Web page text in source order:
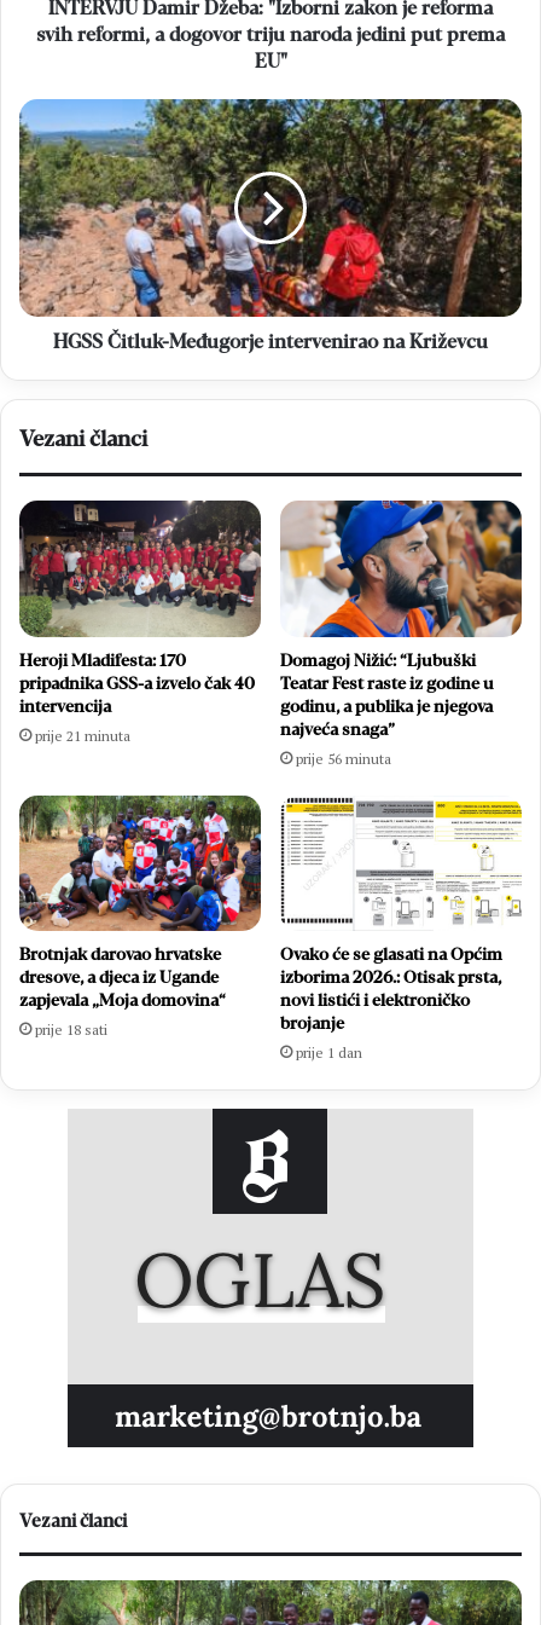
dogovor
jedini
put
prema
EU"
INTERVJU Damir Džeba: "Izborni zakon je reforma
svih reformi, a dogovor triju naroda jedini put prema
EU"
HGSS
Čitluk-
Međugorje
intervenirao
na
Križevcu
HGSS Čitluk-Međugorje intervenirao na Križevcu
Vezani članci
Heroji Mladifesta: 170
pripadnika GSS-a izvelo čak 40
intervencija
prije 21 minuta
Domagoj Nižić: “Ljubuški
Teatar Fest raste iz godine u
godinu, a publika je njegova
najveća snaga”
prije 56 minuta
Brotnjak darovao hrvatske
dresove, a djeca iz Ugande
zapjevala „Moja domovina“
prije 18 sati
Ovako će se glasati na Općim
izborima 2026.: Otisak prsta,
novi listići i elektroničko
brojanje
prije 1 dan
Vezani članci
Fra
Zvonimir